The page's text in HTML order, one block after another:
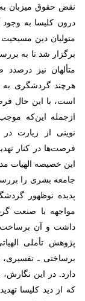
نقض حقوق میزبان به
درون کلیسا به
متوليان دين
برگزار شد تا به
متألهان نیز
هرچند گردشگری
است، با این حال
ازجمله این‌که
نوینی از زیارت
فرصت‌ها در کنار
این خصیصه الهیات
جامعه بشری را
پدیده نوظهور
مواجهه با صنعت
داشت و آن برساخت
پژوهش تأملی
برساختی ـ تفسیری،
دارد. در این
که از دید کلیسا